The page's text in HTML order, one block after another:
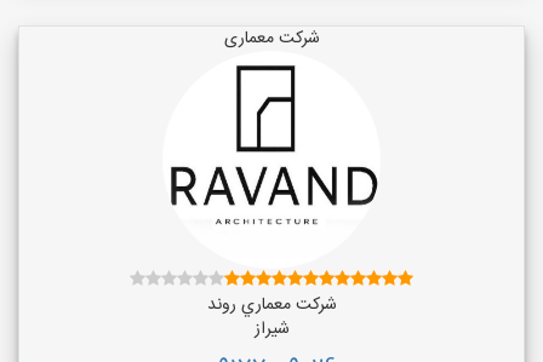
شرکت معماری
شركت معماري روند
شیراز